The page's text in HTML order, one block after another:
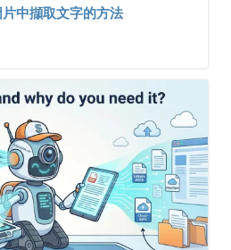
中擷取文字的方法